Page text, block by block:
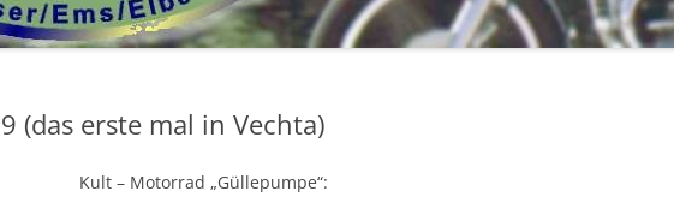
SPRINGE 2019
VECHTA 2018-
DÄNEMARK 2017
VECHTA 2017-
VECHTA 2016 –
2015
CX 650 C
(das erste mal in Vechta)
Kult – Motorrad „Güllepumpe“: